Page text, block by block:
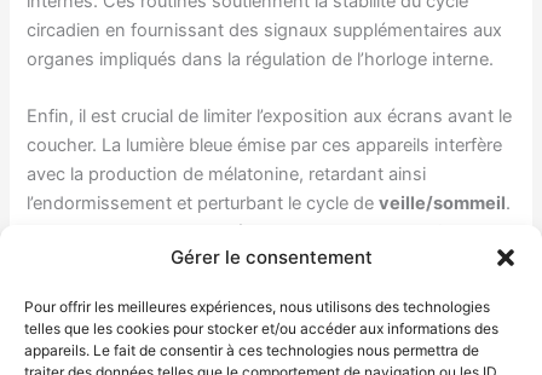
Gérer le consentement
Pour offrir les meilleures expériences, nous utilisons des technologies
telles que les cookies pour stocker et/ou accéder aux informations des
appareils. Le fait de consentir à ces technologies nous permettra de
circadien en fournissant des signaux supplémentaires aux
organes impliqués dans la régulation de l’horloge interne.
Enfin, il est crucial de limiter l’exposition aux écrans avant le
coucher. La lumière bleue émise par ces appareils interfère
avec la production de mélatonine, retardant ainsi
l’endormissement et perturbant le cycle deveille/sommeil.
Dans cette optique, mes règles de bon sens pour favoriser
un sommeil réparateur incluent l’évitement de cette lumière
calme en fin de journée.